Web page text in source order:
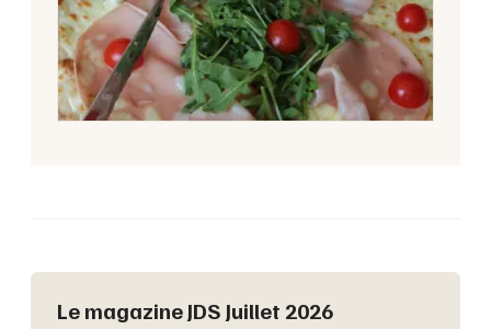
Le magazine JDS Juillet 2026